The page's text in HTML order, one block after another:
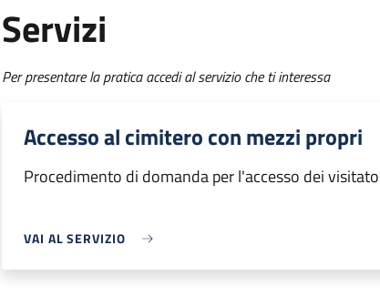
Servizi
Per presentare la pratica accedi al servizio che ti interessa
Accesso al cimitero con mezzi propri
Procedimento di domanda per l'accesso dei
VAI AL SERVIZIO